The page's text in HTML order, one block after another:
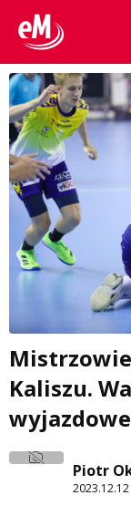
Kaliszu.
Piotr